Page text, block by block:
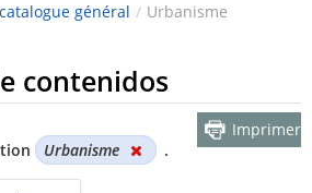
catalogue général / Urbanisme
contenidos
Urbanisme .
Imprimer